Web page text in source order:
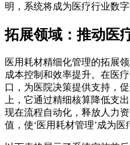
明，系统将成为医疗行业数
拓展领域：推动医
医用耗材精细化管理的拓展
成本控制和效率提升。在医
口，为医院决策提供支持，
上，它通过精细核算降低支
现在流程自动化，释放人力
值，使‘医用耗材管理’成为医